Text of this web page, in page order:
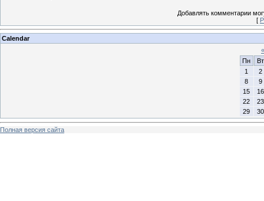
Добавлять комментарии
[
Calendar
«
Пн
Вт
1
2
8
9
15
16
22
23
29
30
Полная версия сайта